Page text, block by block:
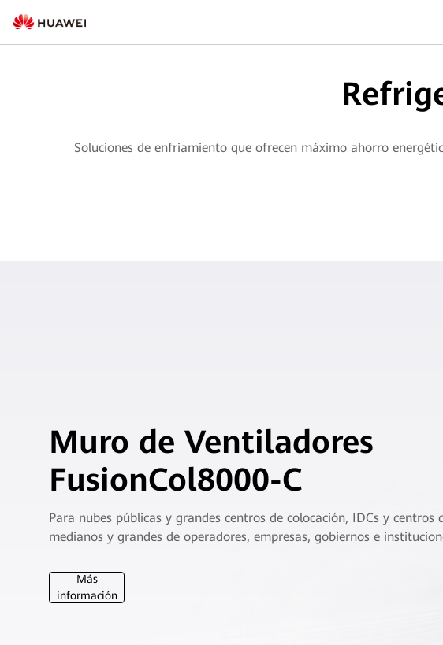
Soluciones de enfriamiento que ofrecen máximo ahorro
Muro de Ventiladores
FusionCol8000-C
Para nubes públicas y grandes centros de colocación, IDCs y centros
medianos y grandes de operadores, empresas, gobiernos e
Más
información